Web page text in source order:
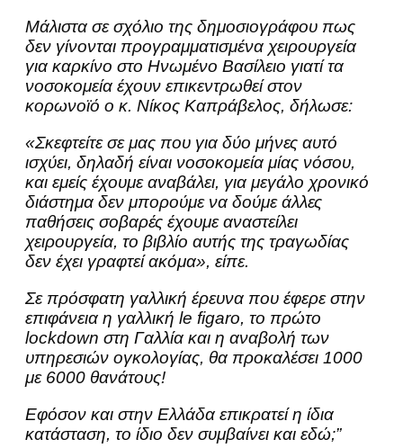
Μάλιστα σε σχόλιο της δημοσιογράφου πως
δεν γίνονται προγραμματισμένα χειρουργεία
για καρκίνο στο Ηνωμένο Βασίλειο γιατί τα
νοσοκομεία έχουν επικεντρωθεί στον
κορωνοϊό ο κ. Νίκος Καπράβελος, δήλωσε:
«Σκεφτείτε σε μας που για δύο μήνες αυτό
ισχύει, δηλαδή είναι νοσοκομεία μίας νόσου,
και εμείς έχουμε αναβάλει, για μεγάλο χρονικό
διάστημα δεν μπορούμε να δούμε άλλες
παθήσεις σοβαρές έχουμε αναστείλει
χειρουργεία, το βιβλίο αυτής της τραγωδίας
δεν έχει γραφτεί ακόμα», είπε.
Σε πρόσφατη γαλλική έρευνα που έφερε στην
επιφάνεια η γαλλική le figaro, το πρώτο
lockdown στη Γαλλία και η αναβολή των
υπηρεσιών ογκολογίας, θα προκαλέσει 1000
με 6000 θανάτους!
Εφόσον και στην Ελλάδα επικρατεί η ίδια
κατάσταση, το ίδιο δεν συμβαίνει και εδώ;”